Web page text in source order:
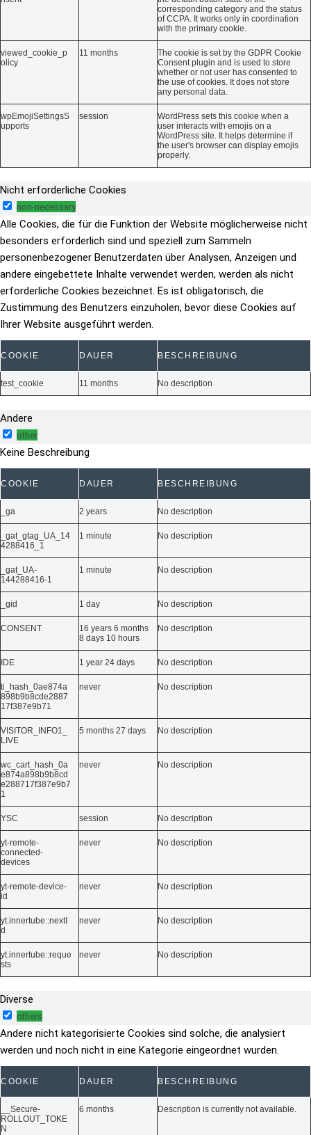
corresponding category and the status
of CCPA. It works only in coordination
with the primary cookie.
viewed_cookie_p
olicy
11 months
The cookie is set by the GDPR Cookie
Consent plugin and is used to store
whether or not user has consented to
the use of cookies. It does not store
any personal data.
wpEmojiSettingsS
upports
session
WordPress sets this cookie when a
user interacts with emojis on a
WordPress site. It helps determine if
the user's browser can display emojis
properly.
Nicht erforderliche Cookies
non-necessary
Alle Cookies, die für die Funktion der Website möglicherweise nicht
besonders erforderlich sind und speziell zum Sammeln
personenbezogener Benutzerdaten über Analysen, Anzeigen und
andere eingebettete Inhalte verwendet werden, werden als nicht
erforderliche Cookies bezeichnet. Es ist obligatorisch, die
Zustimmung des Benutzers einzuholen, bevor diese Cookies auf
Ihrer Website ausgeführt werden.
COOKIE DAUER BESCHREIBUNG
test_cookie 11 months No description
Andere
other
Keine Beschreibung
COOKIE DAUER BESCHREIBUNG
_ga 2 years No description
_gat_gtag_UA_14
4288416_1
1 minute No description
_gat_UA-
144288416-1
1 minute No description
_gid 1 day No description
CONSENT
16 years 6 months
8 days 10 hours
No description
IDE 1 year 24 days No description
ti_hash_0ae874a
898b9b8cde2887
17f387e9b71
never No description
VISITOR_INFO1_
LIVE
5 months 27 days No description
wc_cart_hash_0a
e874a898b9b8cd
e288717f387e9b7
1
never No description
YSC session No description
yt-remote-
connected-
devices
never No description
yt-remote-device-
id
never No description
yt.innertube::nextI
d
never No description
yt.innertube::reque
sts
never No description
Diverse
others
Andere nicht kategorisierte Cookies sind solche, die analysiert
werden und noch nicht in eine Kategorie eingeordnet wurden.
COOKIE DAUER BESCHREIBUNG
__Secure-
ROLLOUT_TOKE
N
6 months Description is currently not available.